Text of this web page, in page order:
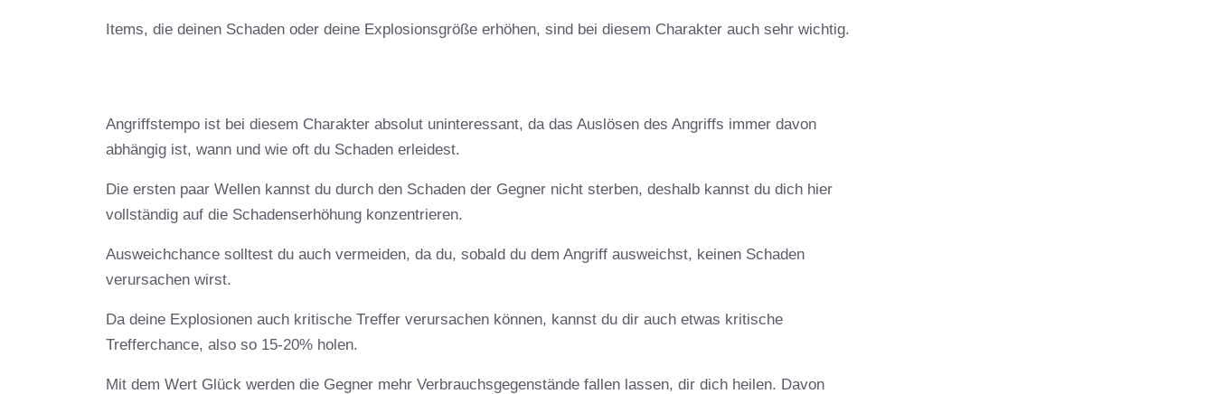
Items, die deinen Schaden oder deine Explosionsgröße erhöhen, sind bei diesem Charakter auch sehr wichtig.
Angriffstempo ist bei diesem Charakter absolut uninteressant, da das Auslösen des Angriffs immer davon
abhängig ist, wann und wie oft du Schaden erleidest.
Die ersten paar Wellen kannst du durch den Schaden der Gegner nicht sterben, deshalb kannst du dich hier
vollständig auf die Schadenserhöhung konzentrieren.
Ausweichchance solltest du auch vermeiden, da du, sobald du dem Angriff ausweichst, keinen Schaden
verursachen wirst.
Da deine Explosionen auch kritische Treffer verursachen können, kannst du dir auch etwas kritische
Trefferchance, also so 15-20% holen.
Mit dem Wert Glück werden die Gegner mehr Verbrauchsgegenstände fallen lassen, dir dich heilen. Davon